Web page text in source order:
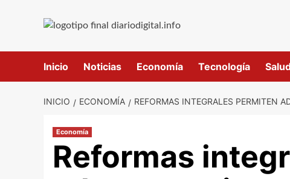
Inicio Noticias Economía Tecnología
INICIO ECONOMÍA REFORMAS INTEGRALES PERMITEN
Economía
Reformas